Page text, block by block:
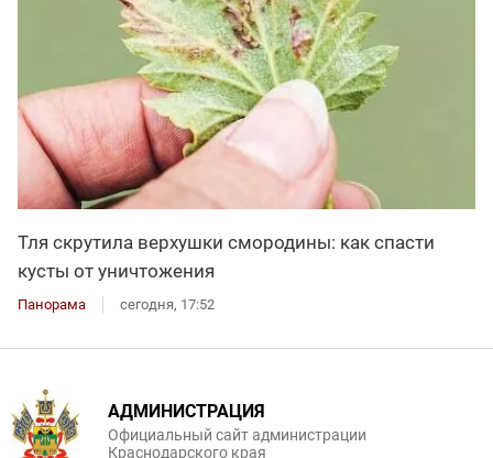
Тля скрутила верхушки смородины: как спасти
кусты от уничтожения
Панорама сегодня, 17:52
АДМИНИСТРАЦИЯ
Официальный сайт администрации
Краснодарского края